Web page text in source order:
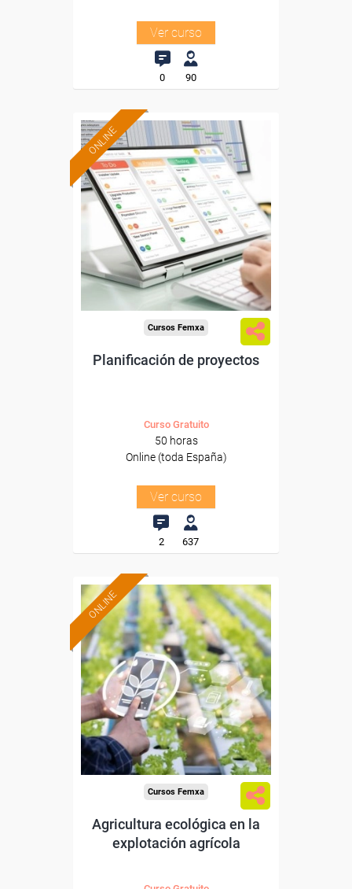
Ver curso
0 90
ONLINE
Formación 100%
subvencionada.
Para desempleados,
trabajadores y autónomos.
Sector
-Administración.
Cursos Femxa
Planificación de proyectos
Curso Gratuito
50 horas
Online (toda España)
Ver curso
2 637
ONLINE
Formación 100%
subvencionada.
Para desempleados,
trabajadores y autónomos.
Sector
-Agricultura y Ganadería.
Cursos Femxa
Agricultura ecológica en la
explotación agrícola